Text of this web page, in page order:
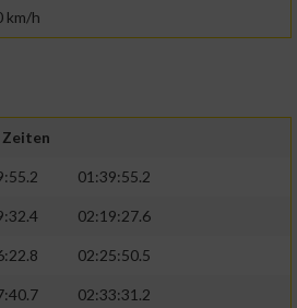
km/h
01:39:55.2
02:19:27.6
02:25:50.5
02:33:31.2